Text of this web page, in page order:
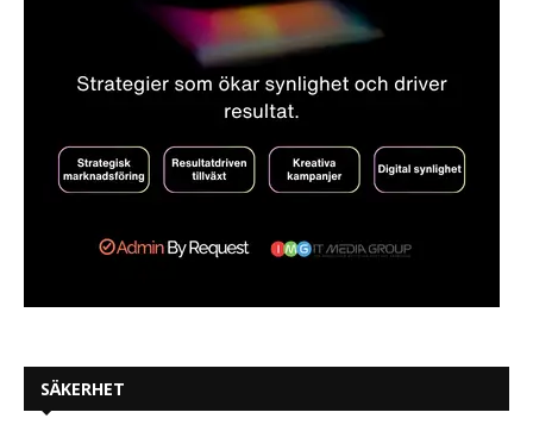
SÄKERHET